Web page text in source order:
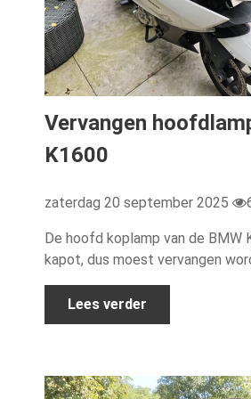
Vervangen
K1600
zaterdag 20 september 2025
De hoofd koplamp van de BMW
kapot, dus moest vervangen
Lees verder